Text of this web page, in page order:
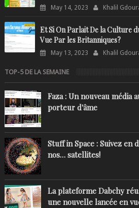
May 14, 2023 Khalil
Et Si On Parlait De la Culture
Vue Par les Britanniques?
May 13, 2023 Khalil
TOP-5 DE LA SEMAINE
Faza : Un nouveau média
porteur d'âme
Stuff in Space : Suivez en
nos… satellites!
La plateforme Dabchy
une nouvelle lancée en